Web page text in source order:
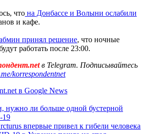
что на Донбассе и Волыни ослабили
и кафе.
принял решение, что ночные
работать после 23:00.
в Telegram. Подписывайтесь
korrespondentnet
в Google News
нужно ли больше одной бустерной
19
впервые привел к гибели человека